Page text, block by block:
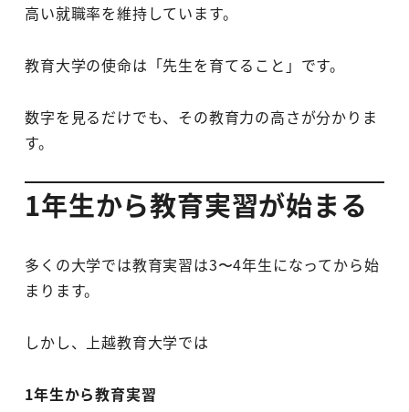
高い就職率を維持しています。
教育大学の使命は「先生を育てること」です。
数字を見るだけでも、その教育力の高さが分かりま
す。
1年生から教育実習が始まる
多くの大学では教育実習は3〜4年生になってから始
まります。
しかし、上越教育大学では
1年生から教育実習